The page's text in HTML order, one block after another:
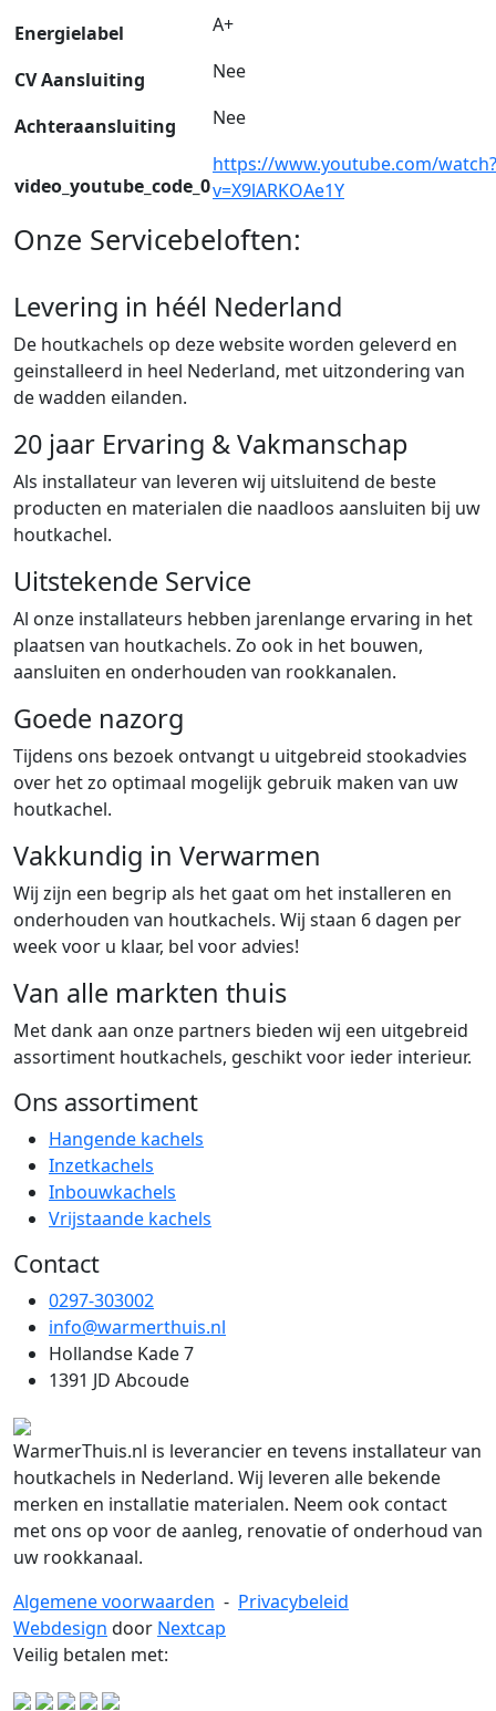
Energielabel A+
CV Aansluiting Nee
Achteraansluiting Nee
video_youtube_code_0
https://www.youtube.com/watch?
v=X9lARKOAe1Y
Onze Servicebeloften:
Levering in héél Nederland
De houtkachels op deze website worden geleverd en
geinstalleerd in heel Nederland, met uitzondering van
de wadden eilanden.
20 jaar Ervaring & Vakmanschap
Als installateur van leveren wij uitsluitend de beste
producten en materialen die naadloos aansluiten bij uw
houtkachel.
Uitstekende Service
Al onze installateurs hebben jarenlange ervaring in het
plaatsen van houtkachels. Zo ook in het bouwen,
aansluiten en onderhouden van rookkanalen.
Goede nazorg
Tijdens ons bezoek ontvangt u uitgebreid stookadvies
over het zo optimaal mogelijk gebruik maken van uw
houtkachel.
Vakkundig in Verwarmen
Wij zijn een begrip als het gaat om het installeren en
onderhouden van houtkachels. Wij staan 6 dagen per
week voor u klaar, bel voor advies!
Van alle markten thuis
Met dank aan onze partners bieden wij een uitgebreid
assortiment houtkachels, geschikt voor ieder interieur.
Ons assortiment
Hangende kachels
Inzetkachels
Inbouwkachels
Vrijstaande kachels
Contact
0297-303002
info@warmerthuis.nl
Hollandse Kade 7
1391 JD Abcoude
WarmerThuis.nl is leverancier en tevens installateur van
houtkachels in Nederland. Wij leveren alle bekende
merken en installatie materialen. Neem ook contact
met ons op voor de aanleg, renovatie of onderhoud van
uw rookkanaal.
Algemene voorwaarden - Privacybeleid
Webdesign door Nextcap
Veilig betalen met: